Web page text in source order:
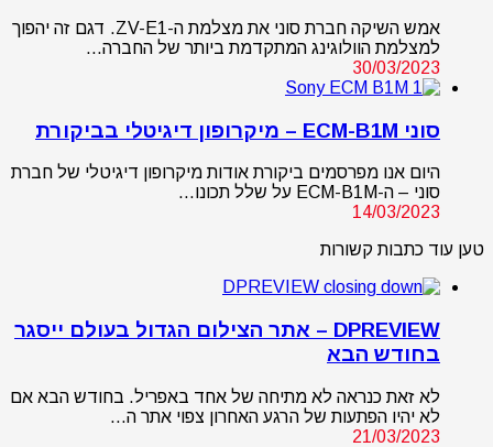
אמש השיקה חברת סוני את מצלמת ה-ZV-E1. דגם זה יהפוך
למצלמת הוולוגינג המתקדמת ביותר של החברה…
30/03/2023
סוני ECM-B1M – מיקרופון דיגיטלי בביקורת
היום אנו מפרסמים ביקורת אודות מיקרופון דיגיטלי של חברת
סוני – ה-ECM-B1M על שלל תכונו…
14/03/2023
טען עוד כתבות קשורות
DPREVIEW – אתר הצילום הגדול בעולם ייסגר
בחודש הבא
לא זאת כנראה לא מתיחה של אחד באפריל. בחודש הבא אם
לא יהיו הפתעות של הרגע האחרון צפוי אתר ה…
21/03/2023